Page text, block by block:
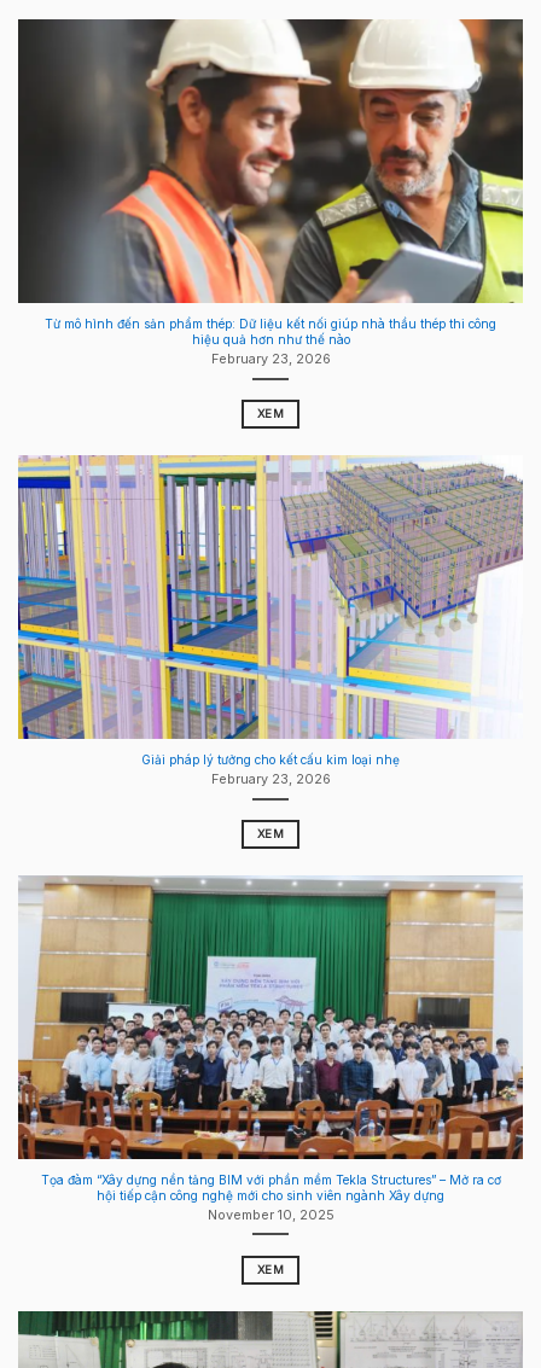
Từ mô hình đến sản phẩm thép: Dữ liệu kết nối giúp nhà thầu thép thi công
hiệu quả hơn như thế nào
February 23, 2026
XEM
Giải pháp lý tưởng cho kết cấu kim loại nhẹ
February 23, 2026
XEM
Tọa đàm “Xây dựng nền tảng BIM với phần mềm Tekla Structures” – Mở ra cơ
hội tiếp cận công nghệ mới cho sinh viên ngành Xây dựng
November 10, 2025
XEM